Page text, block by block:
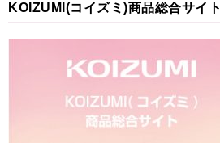
KOIZUMI(コイズミ)商品総合サイト